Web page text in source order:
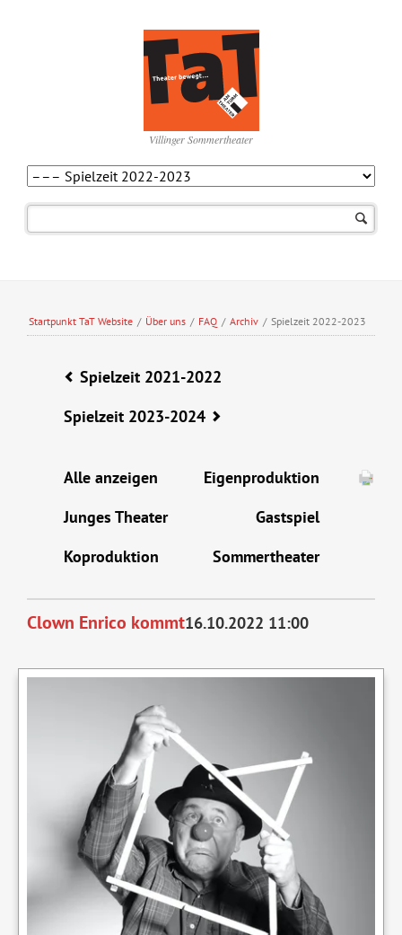
Villinger Sommertheater
Startpunkt TaT Website / Über uns / FAQ / Archiv / Spielzeit 2022-2023
Spielzeit 2021-2022
Spielzeit 2023-2024
Alle anzeigen
Eigenproduktion
Junges Theater
Gastspiel
Koproduktion
Sommertheater
Clown Enrico kommt16.10.2022 11:00